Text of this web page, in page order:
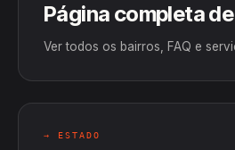
Página completa
Ver todos os bairros, FAQ e
→ ESTADO